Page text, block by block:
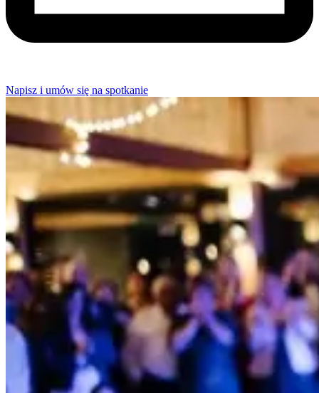
Napisz i umów się na spotkanie